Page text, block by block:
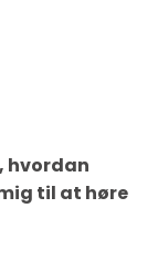
hvordan
til at høre